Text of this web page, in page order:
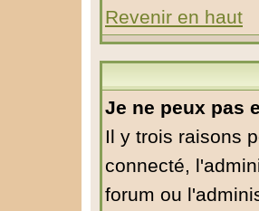
Revenir en haut
Je ne peux pas
Il y trois raisons
connecté,
forum ou